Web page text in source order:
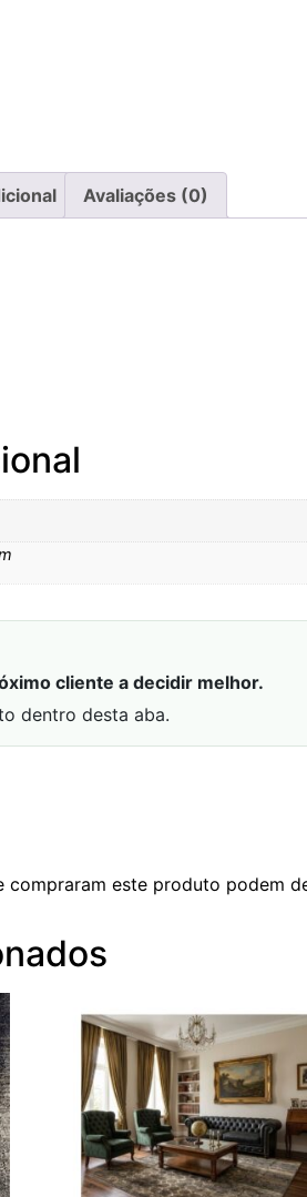
Avaliações (0)
cliente a decidir melhor.
dentro desta aba.
compraram este produto podem